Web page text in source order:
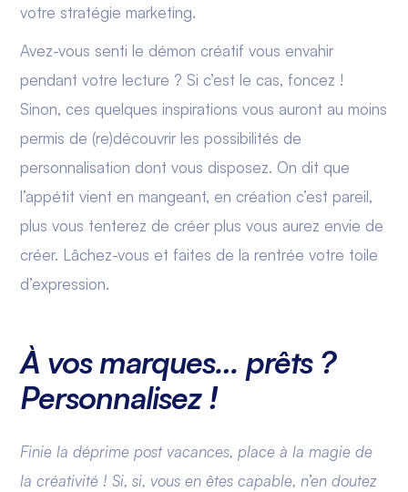
votre stratégie marketing.
Avez-vous senti le démon créatif vous envahir
pendant votre lecture ? Si c’est le cas, foncez !
Sinon, ces quelques inspirations vous auront au moins
permis de (re)découvrir les possibilités de
personnalisation dont vous disposez. On dit que
l’appétit vient en mangeant, en création c’est pareil,
plus vous tenterez de créer plus vous aurez envie de
créer. Lâchez-vous et faites de la rentrée votre toile
d’expression.
À vos marques… prêts ?
Personnalisez !
Finie la déprime post vacances, place à la magie de
la créativité ! Si, si, vous en êtes capable, n’en doutez